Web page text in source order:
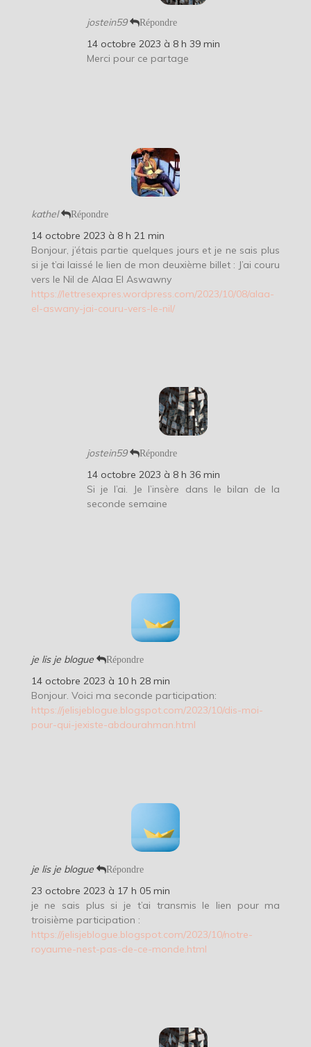
jostein59 Répondre
14 octobre 2023 à 8 h 39 min
Merci pour ce partage
kathel Répondre
14 octobre 2023 à 8 h 21 min
Bonjour, j’étais partie quelques jours et je ne sais plus
si je t’ai laissé le lien de mon deuxième billet : J’ai couru
vers le Nil de Alaa El Aswawny
https://lettresexpres.wordpress.com/2023/10/08/alaa-
el-aswany-jai-couru-vers-le-nil/
jostein59 Répondre
14 octobre 2023 à 8 h 36 min
Si je l’ai. Je l’insère dans le bilan de la
seconde semaine
je lis je blogue Répondre
14 octobre 2023 à 10 h 28 min
Bonjour. Voici ma seconde participation:
https://jelisjeblogue.blogspot.com/2023/10/dis-moi-
pour-qui-jexiste-abdourahman.html
je lis je blogue Répondre
23 octobre 2023 à 17 h 05 min
je ne sais plus si je t’ai transmis le lien pour ma
troisième participation :
https://jelisjeblogue.blogspot.com/2023/10/notre-
royaume-nest-pas-de-ce-monde.html